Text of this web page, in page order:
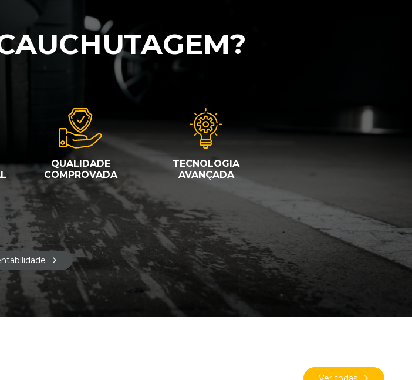
QUALIDADE
COMPROVADA
TECNOLOGIA
AVANÇADA